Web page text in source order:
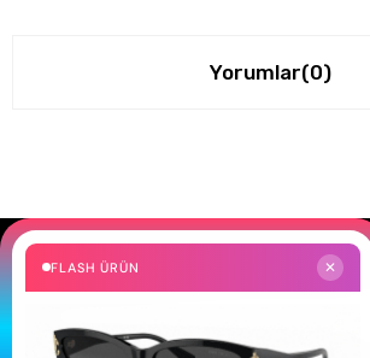
Yorumlar(0)
Size Özel
Hemen Kayıt Ol Fırsatlardan Önce Sen
Üyelik koşullarınıvekişisel verilerimin
FLASH ÜRÜN ✕